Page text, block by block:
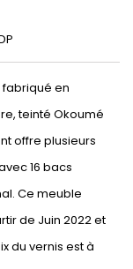
en
teinté Okoumé
offre plusieurs
16 bacs
Ce meuble
de Juin 2022 et
du vernis est à